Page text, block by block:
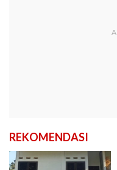
REKOMENDASI